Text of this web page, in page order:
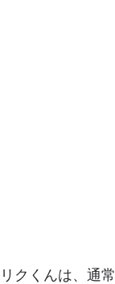
リクくんは、通